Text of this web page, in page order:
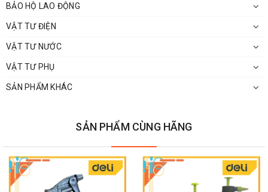
Cam kết và chính sách đổi trả:
Hàng Chính Hãng 100%.
Đổi trả theo quy định NSX (Do lỗi NSX)
Hoàn hàng – đổi trả theo quy định Sàn TMĐT (Sản phẩm lỗi,
BẢO HỘ LAO ĐỘNG
VẬT TƯ ĐIỆN
VẬT TƯ NƯỚC
VẬT TƯ PHỤ
SẢN PHẨM KHÁC
SẢN PHẨM CÙNG HÃNG